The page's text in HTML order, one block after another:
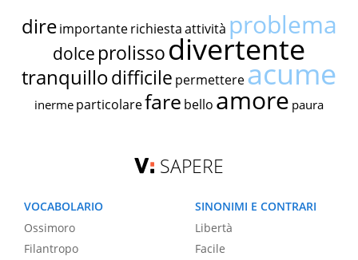
dire importante richiestaattività problema
dolce prolissodivertente
tranquillodifficile permettereacume
inerme particolarefare bello amore paura
SAPERE
VOCABOLARIO
Ossimoro
Filantropo
SINONIMI E CONTRARI
Libertà
Facile